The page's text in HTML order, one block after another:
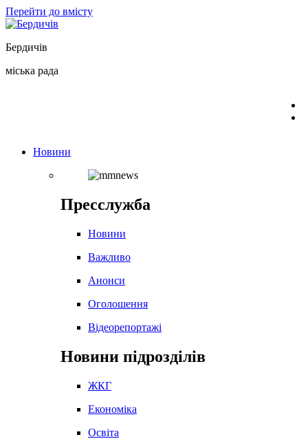
Перейти до вмісту
Бердичів
міська рада
Новини
Пресслужба
Новини
Важливо
Анонси
Оголошення
Відеорепортажі
Новини підрозділів
ЖКГ
Економіка
Освіта